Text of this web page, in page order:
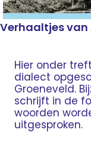
Verhaaltjes van
Hier onder
dialect
Groeneveld.
schrijft in de
woorden
uitgesproken.